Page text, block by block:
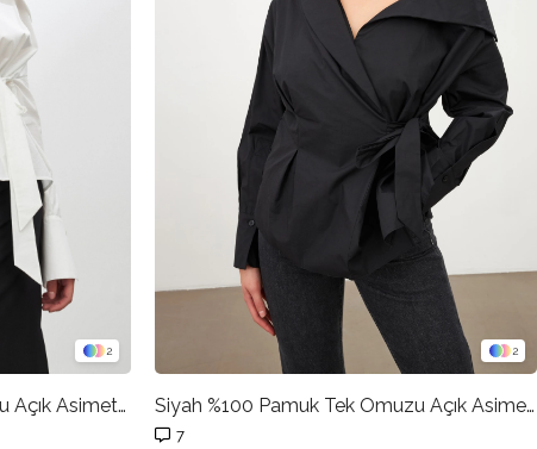
2
Ekru %100 Pamuk Tek Omuzu Açık Asimetrik Yapılı Belden Bağlama Detaylı Uzun Kollu Geniş Kesim Gömlek
2
Siyah %100 Pamuk Tek Omuzu Açık Asimetrik Yapılı Belden Bağlama Detaylı Uzun Kollu Geniş Kesim Gömlek
7